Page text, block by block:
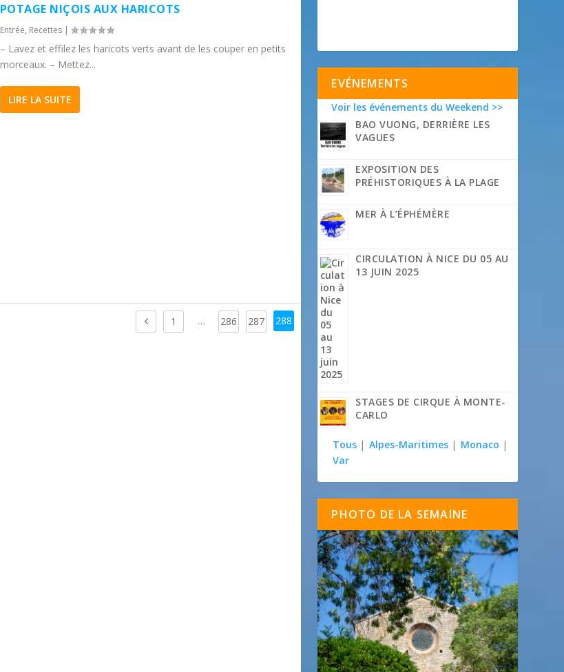
POTAGE NIÇOIS AUX HARICOTS
Entrée, Recettes|
– Lavez et effilez les haricots verts avant de les couper en petits
morceaux. – Mettez...
LIRE LA SUITE
1 … 286 287 288
EVÉNEMENTS
Voir les événements du Weekend >>
BAO VUONG, DERRIÈRE LES
VAGUES
EXPOSITION DES
PRÉHISTORIQUES À LA PLAGE
MER À L’ÉPHÉMÈRE
CIRCULATION À NICE DU 05 AU
13 JUIN 2025
STAGES DE CIRQUE À MONTE-
CARLO
Tous | Alpes-Maritimes | Monaco |
Var
PHOTO DE LA SEMAINE